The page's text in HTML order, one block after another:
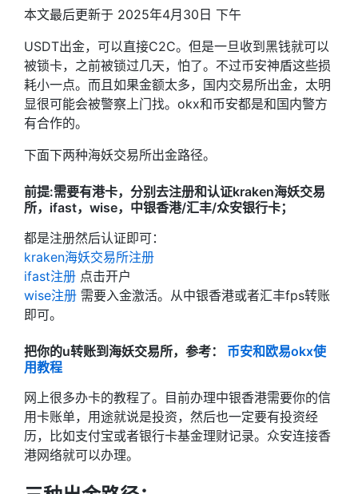
本文最后更新于 2025年4月30日 下午
USDT出金，可以直接C2C。但是一旦收到黑钱就可以
被锁卡，之前被锁过几天，怕了。不过币安神盾这些损
耗小一点。而且如果金额太多，国内交易所出金，太明
显很可能会被警察上门找。okx和币安都是和国内警方
有合作的。
下面下两种海妖交易所出金路径。
前提:需要有港卡，分别去注册和认证kraken海妖交易
所，ifast，wise，中银香港/汇丰/众安银行卡；
都是注册然后认证即可：
kraken海妖交易所注册
ifast注册 点击开户
wise注册 需要入金激活。从中银香港或者汇丰fps转账
即可。
把你的u转账到海妖交易所，参考： 币安和欧易okx使
用教程
网上很多办卡的教程了。目前办理中银香港需要你的信
用卡账单，用途就说是投资，然后也一定要有投资经
历，比如支付宝或者银行卡基金理财记录。众安连接香
港网络就可以办理。